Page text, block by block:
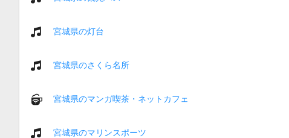
宮城県の灯台
宮城県のさくら名所
宮城県のマンガ喫茶・ネットカフェ
宮城県のマリンスポーツ